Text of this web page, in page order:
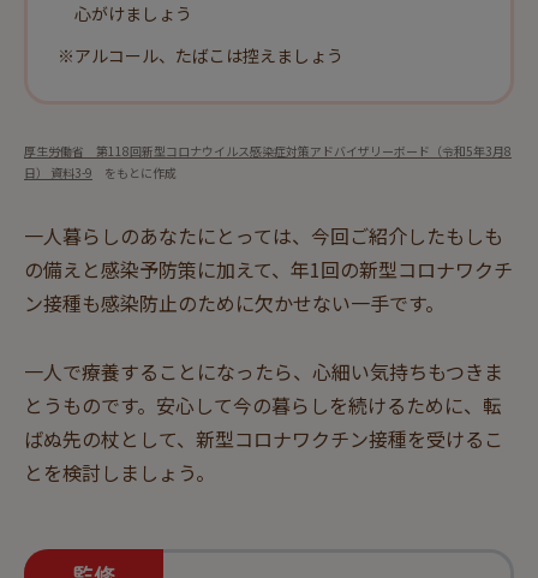
心がけましょう
※アルコール、たばこは控えましょう
厚生労働省 第118回新型コロナウイルス感染症対策アドバイザリーボード（令和5年3月8
日） 資料3-9 をもとに作成
一人暮らしのあなたにとっては、今回ご紹介したもしも
の備えと感染予防策に加えて、年1回の新型コロナワクチ
ン接種も感染防止のために欠かせない一手です。
一人で療養することになったら、心細い気持ちもつきま
とうものです。安心して今の暮らしを続けるために、転
ばぬ先の杖として、新型コロナワクチン接種を受けるこ
とを検討しましょう。